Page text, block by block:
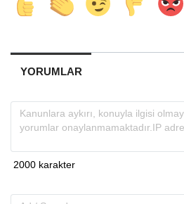
YORUMLAR